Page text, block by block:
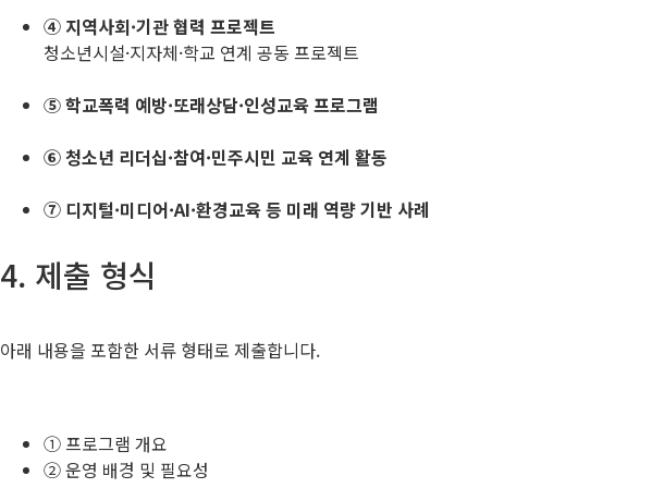
④ 지역사회·기관 협력 프로젝트
청소년시설·지자체·학교 연계 공동 프로젝트
⑤ 학교폭력 예방·또래상담·인성교육 프로그램
⑥ 청소년 리더십·참여·민주시민 교육 연계 활동
⑦ 디지털·미디어·AI·환경교육 등 미래 역량 기반 사례
4. 제출 형식
아래 내용을 포함한 서류 형태로 제출합니다.
① 프로그램 개요
② 운영 배경 및 필요성